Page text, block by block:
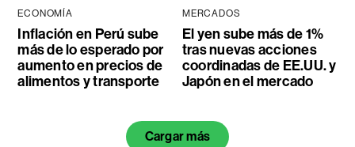
ECONOMÍA
Inflación en Perú sube
más de lo esperado por
aumento en precios de
alimentos y transporte
MERCADOS
El yen sube más de 1%
tras nuevas acciones
coordinadas de EE.UU. y
Japón en el mercado
Cargar más